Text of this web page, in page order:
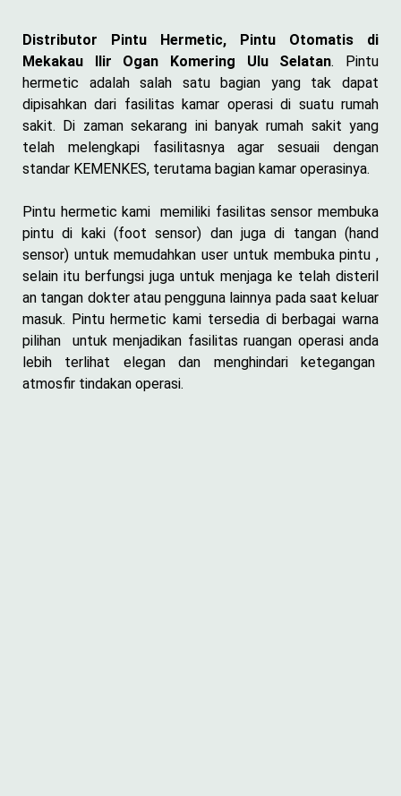
Distributor Pintu Hermetic, Pintu Otomatis di
Mekakau Ilir Ogan Komering Ulu Selatan. Pintu
hermetic adalah salah satu bagian yang tak dapat
dipisahkan dari fasilitas kamar operasi di suatu rumah
sakit. Di zaman sekarang ini banyak rumah sakit yang
telah melengkapi fasilitasnya agar sesuaii dengan
standar KEMENKES, terutama bagian kamar operasinya.
Pintu hermetic kami memiliki fasilitas sensor membuka
pintu di kaki (foot sensor) dan juga di tangan (hand
sensor) untuk memudahkan user untuk membuka pintu ,
selain itu berfungsi juga untuk menjaga ke telah disteril
an tangan dokter atau pengguna lainnya pada saat keluar
masuk. Pintu hermetic kami tersedia di berbagai warna
pilihan untuk menjadikan fasilitas ruangan operasi anda
lebih terlihat elegan dan menghindari ketegangan
atmosfir tindakan operasi.